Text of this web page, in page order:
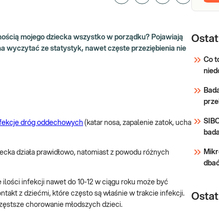
mojego dziecka wszystko w porządku? Pojawiają
wyczytać ze statystyk, nawet częste przeziębienia nie
dróg oddechowych (katar nosa, zapalenie zatok, ucha
działa prawidłowo, natomiast z powodu różnych
infekcji nawet do 10-12 w ciągu roku może być
z dziećmi, które często są właśnie w trakcie infekcji.
chorowanie młodszych dzieci.
Co